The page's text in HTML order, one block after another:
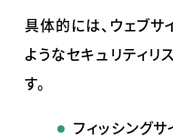
具体的には、ウェブ
ようなセキュリティ
す。
フィッシング